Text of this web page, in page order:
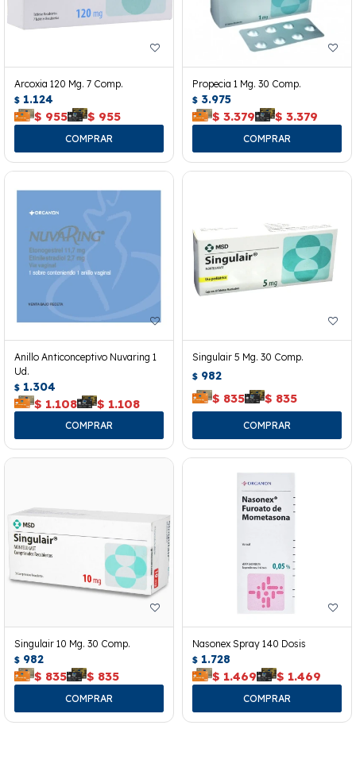
Arcoxia 120 Mg. 7 Comp.
$ 1.124
$ 955 $ 955
Propecia 1 Mg. 30 Comp.
$ 3.975
$ 3.379 $ 3.379
Anillo Anticonceptivo Nuvaring 1
Ud.
$ 1.304
$ 1.108 $ 1.108
Singulair 5 Mg. 30 Comp.
$ 982
$ 835 $ 835
Singulair 10 Mg. 30 Comp.
$ 982
$ 835 $ 835
Nasonex Spray 140 Dosis
$ 1.728
$ 1.469 $ 1.469